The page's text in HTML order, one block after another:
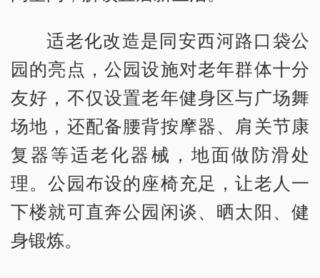
适老化改造是同安西河路口袋公
园的亮点，公园设施对老年群体十分
友好，不仅设置老年健身区与广场舞
场地，还配备腰背按摩器、肩关节康
复器等适老化器械，地面做防滑处
理。公园布设的座椅充足，让老人一
下楼就可直奔公园闲谈、晒太阳、健
身锻炼。